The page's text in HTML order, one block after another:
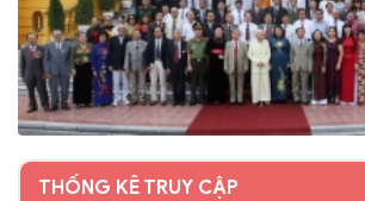
THỐNG KÊ TRUY CẬP